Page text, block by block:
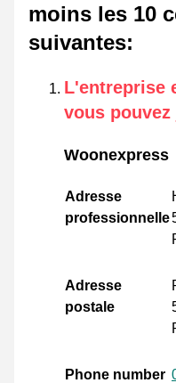
moins les 10
suivantes:
L'entreprise
vous
Woonexpress
Adresse
professionnelle
Adresse
postale
Phone number